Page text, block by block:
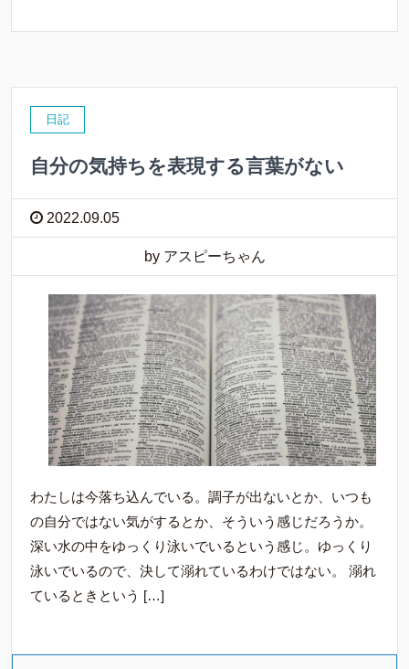
日記
自分の気持ちを表現する言葉がない
2022.09.05
by アスピーちゃん
わたしは今落ち込んでいる。調子が出ないとか、いつも
の自分ではない気がするとか、そういう感じだろうか。
深い水の中をゆっくり泳いでいるという感じ。ゆっくり
泳いでいるので、決して溺れているわけではない。 溺れ
ているときという […]